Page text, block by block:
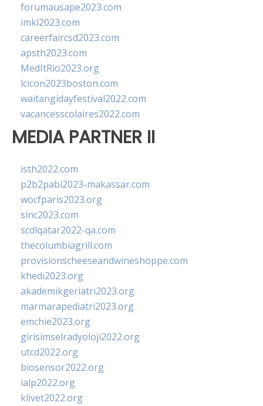
forumausape2023.com
imkl2023.com
careerfaircsd2023.com
apsth2023.com
MedItRio2023.org
lcicon2023boston.com
waitangidayfestival2022.com
vacancesscolaires2022.com
MEDIA PARTNER II
isth2022.com
p2b2pabi2023-makassar.com
wocfparis2023.org
sinc2023.com
scdlqatar2022-qa.com
thecolumbiagrill.com
provisionscheeseandwineshoppe.com
khedi2023.org
akademikgeriatri2023.org
marmarapediatri2023.org
emchie2023.org
girisimselradyoloji2022.org
utcd2022.org
biosensor2022.org
ialp2022.org
klivet2022.org